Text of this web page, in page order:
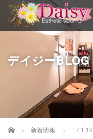
デイジーBLOG
Home 新着情報 17.1.19